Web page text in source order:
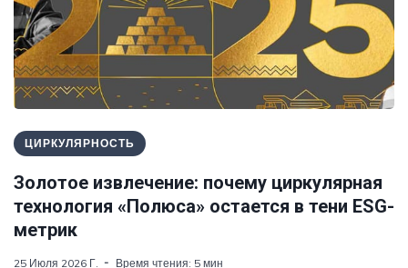
ЦИРКУЛЯРНОСТЬ
Золотое извлечение: почему циркулярная
технология «Полюса» остается в тени ESG-
метрик
25 Июля 2026 Г. Время чтения: 5 мин